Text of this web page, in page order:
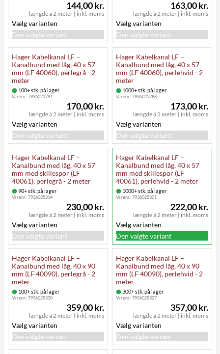
længde á 2 meter | inkl. moms
144,00 kr.
Vælg varianten
Den valgte variant
længde á 2 meter | inkl. moms
163,00 kr.
Vælg varianten
Den valgte variant
Hager Kabelkanal LF –
Kanalbund med låg, 40 x 57
mm (LF 40060), perlegrå - 2
meter
100+ stk. på lager
Varenr.:7936025291
længde á 2 meter | inkl. moms
170,00 kr.
Vælg varianten
Den valgte variant
Hager Kabelkanal LF –
Kanalbund med låg, 40 x 57
mm (LF 40060), perlehvid - 2
meter
1000+ stk. på lager
Varenr.:7936025288
længde á 2 meter | inkl. moms
173,00 kr.
Vælg varianten
Den valgte variant
Hager Kabelkanal LF –
Kanalbund med låg, 40 x 57
mm med skillespor (LF
40061), perlegrå - 2 meter
90+ stk. på lager
Varenr.:7936025314
længde á 2 meter | inkl. moms
230,00 kr.
Vælg varianten
Den valgte variant
Hager Kabelkanal LF –
Kanalbund med låg, 40 x 57
mm med skillespor (LF
40061), perlehvid - 2 meter
1000+ stk. på lager
Varenr.:7936025301
længde á 2 meter | inkl. moms
222,00 kr.
Vælg varianten
Den valgte variant
Hager Kabelkanal LF –
Kanalbund med låg, 40 x 90
mm (LF 40090), perlegrå - 2
meter
100+ stk. på lager
Varenr.:7936025330
længde á 2 meter | inkl. moms
359,00 kr.
Vælg varianten
Den valgte variant
Hager Kabelkanal LF –
Kanalbund med låg, 40 x 90
mm (LF 40090), perlehvid - 2
meter
300+ stk. på lager
Varenr.:7936025327
længde á 2 meter | inkl. moms
357,00 kr.
Vælg varianten
Den valgte variant